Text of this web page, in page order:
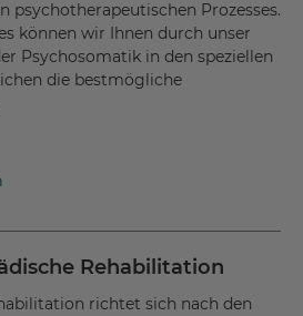
ganzheitlicher,
Bezugstherapeuten und mit den
unterstützt wird.
Ihnen zusätzlich verschiedene
psychotherapeutischen Prozesses.
können wir Ihnen durch unser
Psychosomatik in den speziellen
die bestmögliche
Gespräche bei
Rehabilitation
richtet sich nach den